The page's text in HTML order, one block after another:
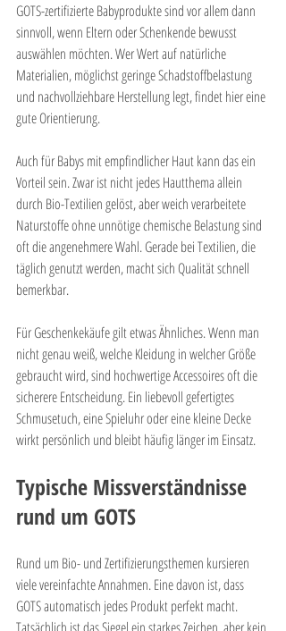
GOTS-zertifizierte Babyprodukte sind vor allem dann
sinnvoll, wenn Eltern oder Schenkende bewusst
auswählen möchten. Wer Wert auf natürliche
Materialien, möglichst geringe Schadstoffbelastung
und nachvollziehbare Herstellung legt, findet hier eine
gute Orientierung.
Auch für Babys mit empfindlicher Haut kann das ein
Vorteil sein. Zwar ist nicht jedes Hautthema allein
durch Bio-Textilien gelöst, aber weich verarbeitete
Naturstoffe ohne unnötige chemische Belastung sind
oft die angenehmere Wahl. Gerade bei Textilien, die
täglich genutzt werden, macht sich Qualität schnell
bemerkbar.
Für Geschenkekäufe gilt etwas Ähnliches. Wenn man
nicht genau weiß, welche Kleidung in welcher Größe
gebraucht wird, sind hochwertige Accessoires oft die
sicherere Entscheidung. Ein liebevoll gefertigtes
Schmusetuch, eine Spieluhr oder eine kleine Decke
wirkt persönlich und bleibt häufig länger im Einsatz.
Typische Missverständnisse
rund um GOTS
Rund um Bio- und Zertifizierungsthemen kursieren
viele vereinfachte Annahmen. Eine davon ist, dass
GOTS automatisch jedes Produkt perfekt macht.